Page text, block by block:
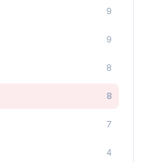
9
9
8
8
7
4